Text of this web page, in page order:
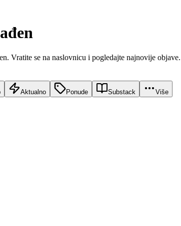
Vratite se na naslovnicu i pogledajte najnovije objave.
Aktualno Ponude Substack Više